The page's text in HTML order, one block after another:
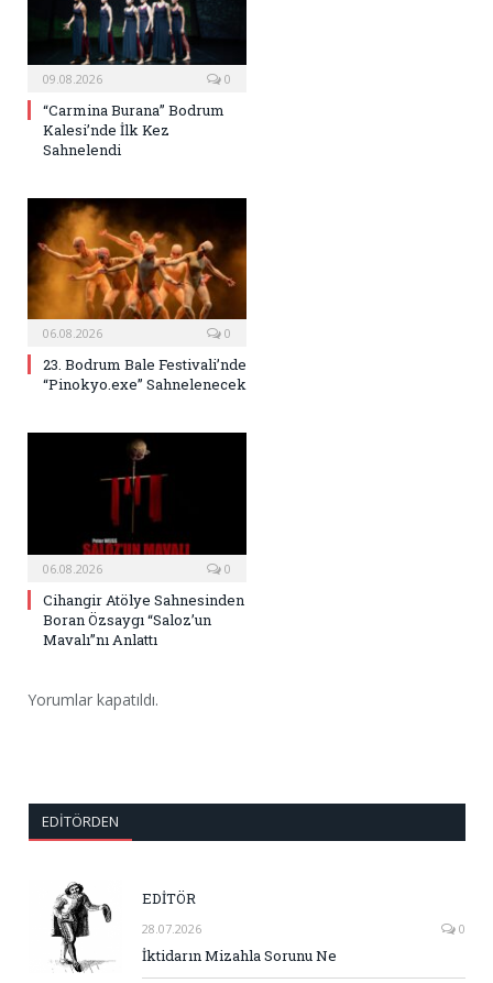
09.08.2026 0
“Carmina Burana” Bodrum
Kalesi’nde İlk Kez
Sahnelendi
06.08.2026 0
23. Bodrum Bale Festivali’nde
“Pinokyo.exe” Sahnelenecek
06.08.2026 0
Cihangir Atölye Sahnesinden
Boran Özsaygı “Saloz’un
Mavalı”nı Anlattı
Yorumlar kapatıldı.
EDITÖRDEN
EDİTÖR
28.07.2026 0
İktidarın Mizahla Sorunu Ne